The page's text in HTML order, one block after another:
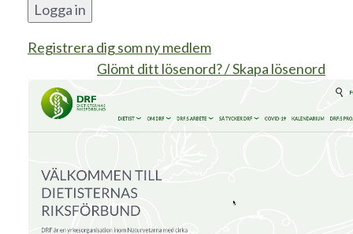
Logga in
Registrera dig som ny medlem
Glömt ditt lösenord? / Skapa lösenord